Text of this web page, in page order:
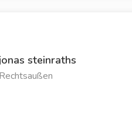
steinraths
Rechtsaußen